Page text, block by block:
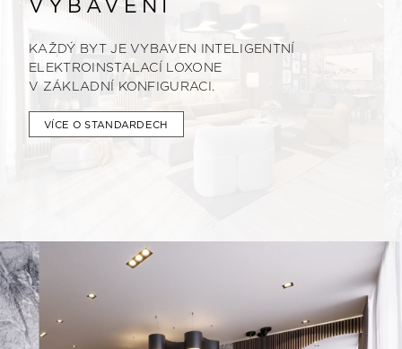
VYBAVENÍ
KAŽDÝ BYT JE VYBAVEN INTELIGENTNÍ
ELEKTROINSTALACÍ LOXONE
V ZÁKLADNÍ KONFIGURACI.
VÍCE O STANDARDECH